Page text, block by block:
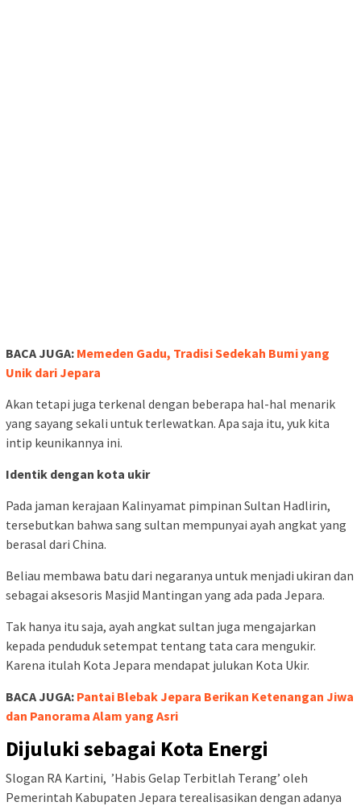
BACA JUGA: Memeden Gadu, Tradisi Sedekah Bumi yang
Unik dari Jepara
Akan tetapi juga terkenal dengan beberapa hal-hal menarik
yang sayang sekali untuk terlewatkan. Apa saja itu, yuk kita
intip keunikannya ini.
Identik dengan kota ukir
Pada jaman kerajaan Kalinyamat pimpinan Sultan Hadlirin,
tersebutkan bahwa sang sultan mempunyai ayah angkat yang
berasal dari China.
Beliau membawa batu dari negaranya untuk menjadi ukiran dan
sebagai aksesoris Masjid Mantingan yang ada pada Jepara.
Tak hanya itu saja, ayah angkat sultan juga mengajarkan
kepada penduduk setempat tentang tata cara mengukir.
Karena itulah Kota Jepara mendapat julukan Kota Ukir.
BACA JUGA: Pantai Blebak Jepara Berikan Ketenangan Jiwa
dan Panorama Alam yang Asri
Dijuluki sebagai Kota Energi
Slogan RA Kartini, ’Habis Gelap Terbitlah Terang’ oleh
Pemerintah Kabupaten Jepara terealisasikan dengan adanya